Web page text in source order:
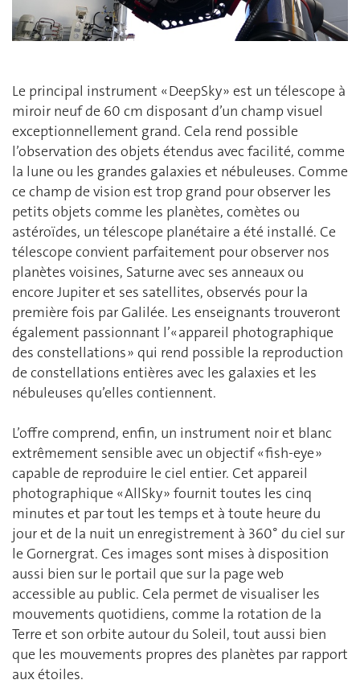
Le principal instrument « DeepSky » est un télescope à
miroir neuf de 60 cm disposant d’un champ visuel
exceptionnellement grand. Cela rend possible
l’observation des objets étendus avec facilité, comme
la lune ou les grandes galaxies et nébuleuses. Comme
ce champ de vision est trop grand pour observer les
petits objets comme les planètes, comètes ou
astéroïdes, un télescope planétaire a été installé. Ce
télescope convient parfaitement pour observer nos
planètes voisines, Saturne avec ses anneaux ou
encore Jupiter et ses satellites, observés pour la
première fois par Galilée. Les enseignants trouveront
également passionnant l’« appareil photographique
des constellations » qui rend possible la reproduction
de constellations entières avec les galaxies et les
nébuleuses qu’elles contiennent.
L’offre comprend, enfin, un instrument noir et blanc
extrêmement sensible avec un objectif « fish-eye »
capable de reproduire le ciel entier. Cet appareil
photographique « AllSky » fournit toutes les cinq
minutes et par tout les temps et à toute heure du
jour et de la nuit un enregistrement à 360° du ciel sur
le Gornergrat. Ces images sont mises à disposition
aussi bien sur le portail que sur la page web
accessible au public. Cela permet de visualiser les
mouvements quotidiens, comme la rotation de la
Terre et son orbite autour du Soleil, tout aussi bien
que les mouvements propres des planètes par rapport
aux étoiles.